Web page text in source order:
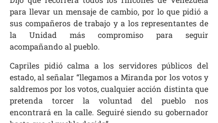
para llevar un mensaje de cambio, por lo que pidió a
sus compañeros de trabajo y a los representantes de
la Unidad más compromiso para seguir
acompañando al pueblo.
Capriles pidió calma a los servidores públicos del
estado, al señalar “llegamos a Miranda por los votos y
saldremos por los votos, cualquier acción distinta que
pretenda torcer la voluntad del pueblo nos
encontrará en la calle. Seguiré siendo su gobernador